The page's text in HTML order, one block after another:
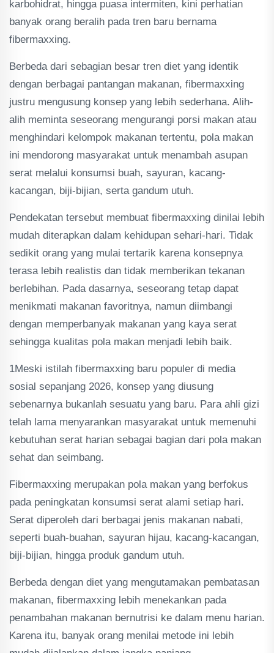
karbohidrat, hingga puasa intermiten, kini perhatian
banyak orang beralih pada tren baru bernama
fibermaxxing.
Berbeda dari sebagian besar tren diet yang identik
dengan berbagai pantangan makanan, fibermaxxing
justru mengusung konsep yang lebih sederhana. Alih-
alih meminta seseorang mengurangi porsi makan atau
menghindari kelompok makanan tertentu, pola makan
ini mendorong masyarakat untuk menambah asupan
serat melalui konsumsi buah, sayuran, kacang-
kacangan, biji-bijian, serta gandum utuh.
Pendekatan tersebut membuat fibermaxxing dinilai lebih
mudah diterapkan dalam kehidupan sehari-hari. Tidak
sedikit orang yang mulai tertarik karena konsepnya
terasa lebih realistis dan tidak memberikan tekanan
berlebihan. Pada dasarnya, seseorang tetap dapat
menikmati makanan favoritnya, namun diimbangi
dengan memperbanyak makanan yang kaya serat
sehingga kualitas pola makan menjadi lebih baik.
1Meski istilah fibermaxxing baru populer di media
sosial sepanjang 2026, konsep yang diusung
sebenarnya bukanlah sesuatu yang baru. Para ahli gizi
telah lama menyarankan masyarakat untuk memenuhi
kebutuhan serat harian sebagai bagian dari pola makan
sehat dan seimbang.
Fibermaxxing merupakan pola makan yang berfokus
pada peningkatan konsumsi serat alami setiap hari.
Serat diperoleh dari berbagai jenis makanan nabati,
seperti buah-buahan, sayuran hijau, kacang-kacangan,
biji-bijian, hingga produk gandum utuh.
Berbeda dengan diet yang mengutamakan pembatasan
makanan, fibermaxxing lebih menekankan pada
penambahan makanan bernutrisi ke dalam menu harian.
Karena itu, banyak orang menilai metode ini lebih